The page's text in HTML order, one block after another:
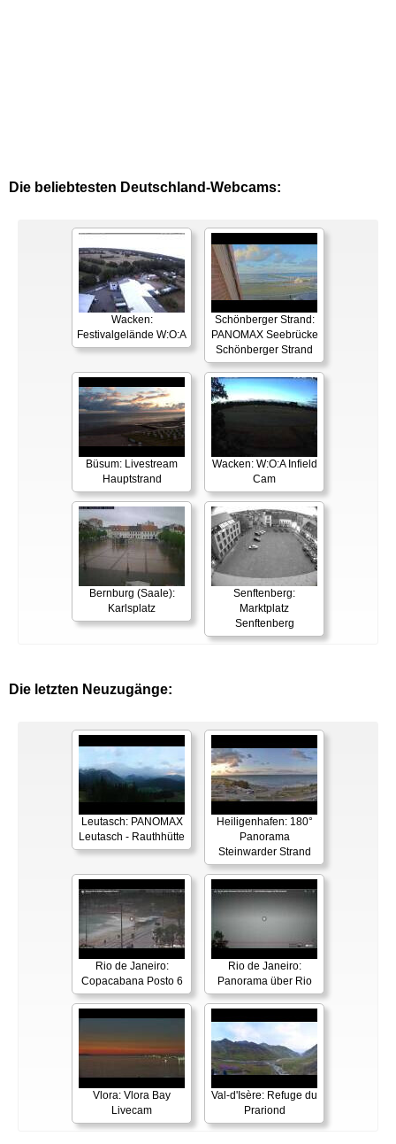
Die beliebtesten Deutschland-Webcams:
Wacken:
Festivalgelände W:O:A
Schönberger Strand:
PANOMAX Seebrücke
Schönberger Strand
Büsum: Livestream
Hauptstrand
Wacken: W:O:A Infield
Cam
Bernburg (Saale):
Karlsplatz
Senftenberg:
Marktplatz
Senftenberg
Die letzten Neuzugänge:
Leutasch: PANOMAX
Leutasch - Rauthhütte
Heiligenhafen: 180°
Panorama
Steinwarder Strand
Rio de Janeiro:
Copacabana Posto 6
Rio de Janeiro:
Panorama über Rio
Vlora: Vlora Bay
Livecam
Val-d'Isère: Refuge du
Prariond